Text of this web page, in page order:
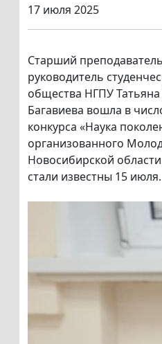
17 июля 2025
Старший
руководитель
общества НГПУ
Багавиева вошла в
конкурса «Наука
организованного
Новосибирской
стали известны 15 июля.